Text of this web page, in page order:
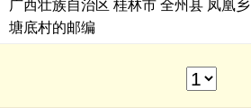
广西壮族自治区 桂林市 全州县 凤凰乡
塘底村的邮编